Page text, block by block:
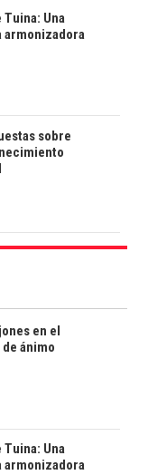
Tuina: Una
armonizadora
sobre
en el
ánimo
Tuina: Una
armonizadora